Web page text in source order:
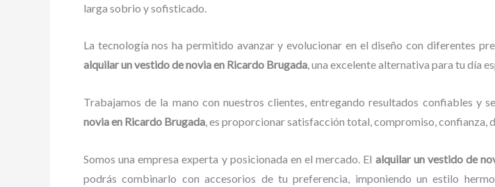
larga sobrio y sofisticado.
La tecnología nos ha permitido avanzar y evolucionar en el diseño con diferentes
alquilar un vestido de noviaen Ricardo Brugada, una excelente alternativa para tu día
Trabajamos de la mano con nuestros clientes, entregando resultados confiables
noviaen Ricardo Brugada, es proporcionar satisfacción total, compromiso, confianza,
Somos una empresa experta y posicionada en el mercado. El alquilar un vestido de
podrás combinarlo con accesorios de tu preferencia, imponiendo un estilo